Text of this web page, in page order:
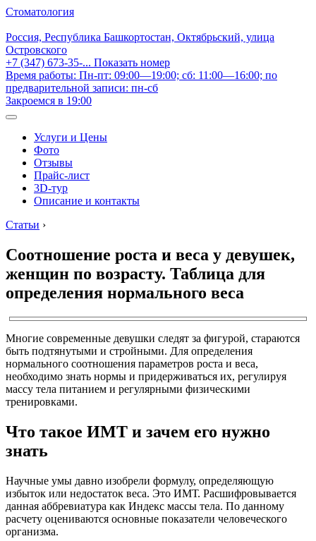
Стоматология
Россия, Республика Башкортостан, Октябрьский, улица
Островского
+7 (347) 673-35-... Показать номер
Время работы: Пн-пт: 09:00—19:00; сб: 11:00—16:00; по
предварительной записи: пн-сб
Закроемся в 19:00
Услуги и Цены
Фото
Отзывы
Прайс-лист
3D-тур
Описание и контакты
Статьи ›
Соотношение роста и веса у девушек,
женщин по возрасту. Таблица для
определения нормального веса
Многие современные девушки следят за фигурой, стараются
быть подтянутыми и стройными. Для определения
нормального соотношения параметров роста и веса,
необходимо знать нормы и придерживаться их, регулируя
массу тела питанием и регулярными физическими
тренировками.
Что такое ИМТ и зачем его нужно
знать
Научные умы давно изобрели формулу, определяющую
избыток или недостаток веса. Это ИМТ. Расшифровывается
данная аббревиатура как Индекс массы тела. По данному
расчету оцениваются основные показатели человеческого
организма.